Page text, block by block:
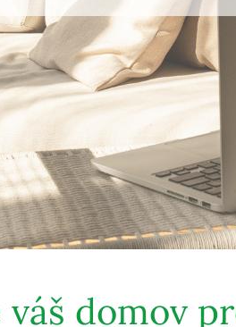
domov